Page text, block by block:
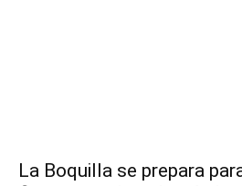
La Boquilla se prepara